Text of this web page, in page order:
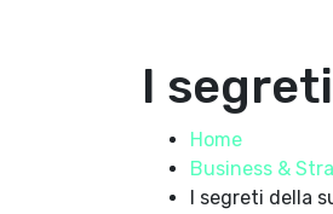
I
Home
Business &
I segreti della